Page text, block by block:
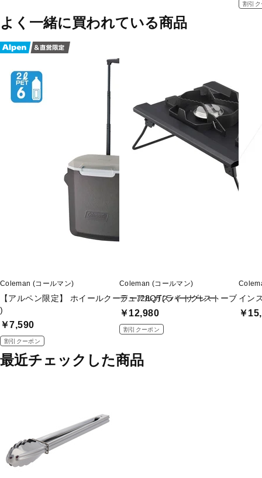
割引ク
よく一緒に買われている商品
Coleman (コールマン)
【アルペン限定】 ホイールクーラー/28QT(ライトグレー
)
￥7,590
割引クーポン
Coleman (コールマン)
デュアルガスバーナーストーブ
￥12,980
割引クーポン
イン
￥
最近チェックした商品